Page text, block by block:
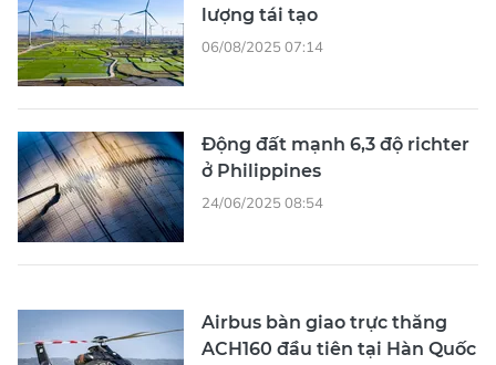
lượng tái tạo
06/08/2025 07:14
Động đất mạnh 6,3 độ richter
ở Philippines
24/06/2025 08:54
Airbus bàn giao trực thăng
ACH160 đầu tiên tại Hàn Quốc